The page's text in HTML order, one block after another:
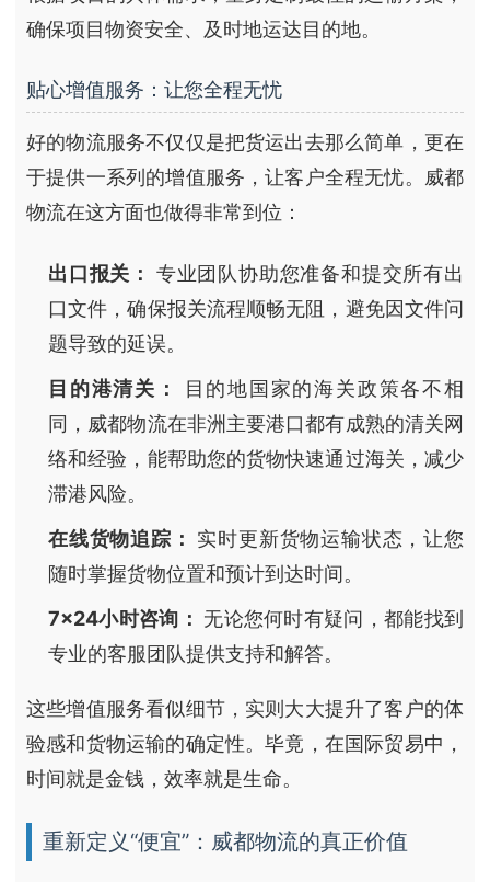
确保项目物资安全、及时地运达目的地。
贴心增值服务：让您全程无忧
好的物流服务不仅仅是把货运出去那么简单，更在
于提供一系列的增值服务，让客户全程无忧。威都
物流在这方面也做得非常到位：
出口报关： 专业团队协助您准备和提交所有出
口文件，确保报关流程顺畅无阻，避免因文件问
题导致的延误。
目的港清关：
目的地国家的海关政策各不相
同，威都物流在非洲主要港口都有成熟的清关网
络和经验，能帮助您的货物快速通过海关，减少
滞港风险。
在线货物追踪： 实时更新货物运输状态，让您
随时掌握货物位置和预计到达时间。
7×24小时咨询： 无论您何时有疑问，都能找到
专业的客服团队提供支持和解答。
这些增值服务看似细节，实则大大提升了客户的体
验感和货物运输的确定性。毕竟，在国际贸易中，
时间就是金钱，效率就是生命。
重新定义“便宜”：威都物流的真正价值